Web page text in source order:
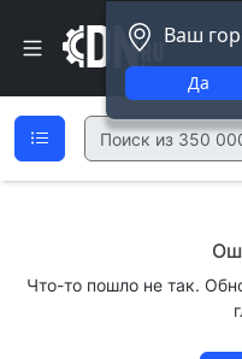
Ваш
Да
Что-то пошло не так.